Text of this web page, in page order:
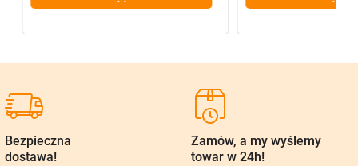
Bezpieczna
dostawa!
Zamów, a my wyślemy
towar w 24h!